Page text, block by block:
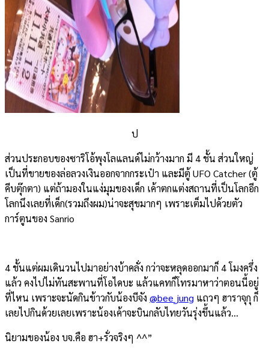
ป
ส่วนประกอบของซาริโอ้พุงโลแลนด์ไม่กว้างมาก มี 4 ชั้น ส่วนใหญ่
เป็นที่ขายของล่อลวงเงินออกจากกระเป๋า และมีตู้ UFO Catcher (ตู้
คีบตุ๊กตา) แต่ถ้ามองในแง่มุมของเด็ก เค้าตกแต่งสถานที่เป็นโลกอีก
โลกนึงเลยที่เด็ก(รวมถึงผม)น่าจะสุขมากๆ เพราะเต็มไปด้วยตัว
การ์ตูนของ Sanrio
4 ชั้นแต่ผมเดินวนไปมาอย่างบ้าคลั่ง กว่าจะหลุดออกมาก็ 4 โมงครึ่ง
แล้ว คงไปไม่ทันสะพานที่โอไดบะ แล้วแคทก็โทรมาหาว่าตอนนี้อยู่
ที่ไหน เพราะจะนัดกินข้าวกับน้องบีจัง @bee_jung แถวๆ ฮาราจุกุ ก็
เลยไปกินด้วยเลยเพราะน้องเค้าจะบินกลับไทยวันรุ่งขึ้นแล้ว…
นิยามของน้อง บจ.คือ ฮา+รั่วจริงๆ ^^”